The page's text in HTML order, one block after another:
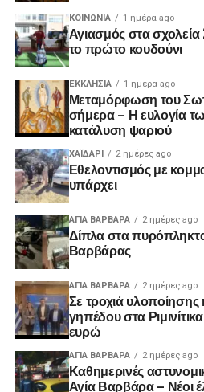
ΚΟΙΝΩΝΊΑ 1 ημέρα ago
Αγιασμός στα
το πρώτο κουδούνι
ΕΚΚΛΗΣΊΑ 1 ημέρα ago
Μεταμόρφωση του
σήμερα – Η ευλογία
κατάλυση ψαριού
ΧΑΪΔΑΡΙ 2 ημέρες ago
Εθελοντισμός με
υπάρχει
ΑΓΙΑ ΒΑΡΒΑΡΑ 2 ημέρες ago
Δίπλα στα
Βαρβάρας
ΑΓΙΑ ΒΑΡΒΑΡΑ 2 ημέρες ago
Σε τροχιά
γηπέδου στα
ευρώ
ΑΓΙΑ ΒΑΡΒΑΡΑ 2 ημέρες ago
Καθημερινές
Αγία Βαρβάρα – Νέοι